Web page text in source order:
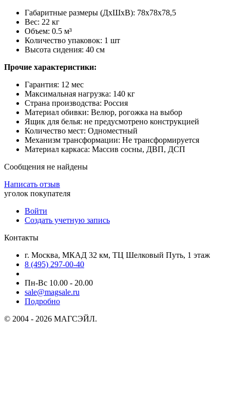
Габаритные размеры (ДхШхВ): 78х78х78,5
Вес: 22 кг
Объем: 0.5 м³
Количество упаковок: 1 шт
Высота сидения: 40 см
Прочие характеристики:
Гарантия: 12 мес
Максимальная нагрузка: 140 кг
Страна производства: Россия
Материал обивки: Велюр, рогожка на выбор
Ящик для белья: не предусмотрено конструкцией
Количество мест: Одноместный
Механизм трансформации: Не трансформируется
Материал каркаса: Массив сосны, ДВП, ДСП
Сообщения не найдены
Написать отзыв
уголок покупателя
Войти
Создать учетную запись
Контакты
г. Москва, МКАД 32 км, ТЦ Шелковый Путь, 1 этаж
8 (495) 297-00-40
Пн-Вс 10.00 - 20.00
sale@magsale.ru
Подробно
© 2004 - 2026 МАГСЭЙЛ.